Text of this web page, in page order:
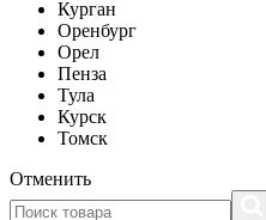
Курган
Оренбург
Орел
Пенза
Тула
Курск
Томск
Отменить